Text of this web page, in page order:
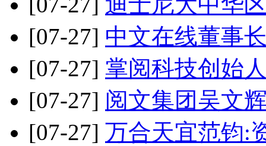
[07-27] 中文在线董事
[07-27] 掌阅科技创始
[07-27] 阅文集团吴文
[07-27] 万合天宜范钧: